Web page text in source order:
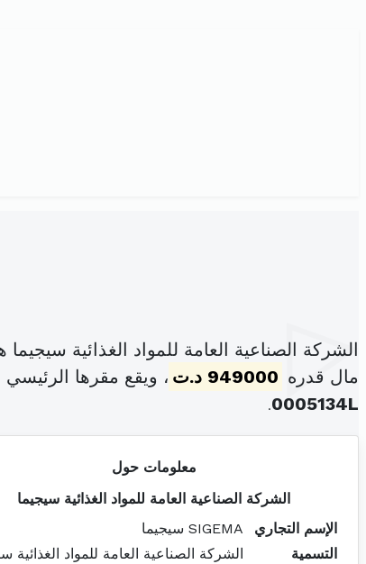
الشركة الصناعية العامة للمواد الغذائية
مال قدره 949000 د.ت ، ويقع مقرها الرئيسي في
0005134L
.
معلومات حول
الشركة الصناعية العامة للمواد الغذائية سيجيما
الإسم التجاري
SIGEMA سيجيما
التسمية
الشركة الصناعية العامة للمواد الغذائية